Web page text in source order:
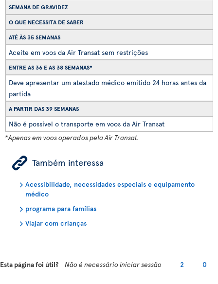
SEMANA DE GRAVIDEZ
O QUE NECESSITA DE SABER
ATÉ ÀS 35 SEMANAS
Aceite em voos da Air Transat sem restrições
ENTRE AS 36 E AS 38 SEMANAS*
Deve apresentar um atestado médico emitido 24 horas antes da
partida
A PARTIR DAS 39 SEMANAS
Não é possível o transporte em voos da Air Transat
*Apenas em voos operados pela Air Transat.
ÿ Também interessa
Acessibilidade, necessidades especiais e equipamento
médico
programa para famílias
Viajar com crianças
Esta página foi útil? Não é necessário iniciar sessão 2 0